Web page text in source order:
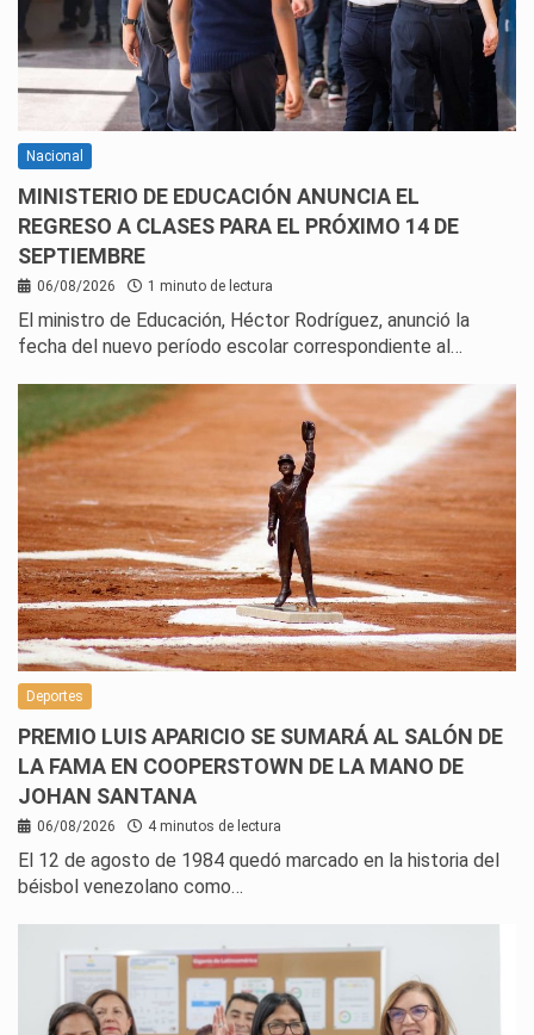
Nacional
MINISTERIO DE EDUCACIÓN ANUNCIA EL
REGRESO A CLASES PARA EL PRÓXIMO 14 DE
SEPTIEMBRE
06/08/2026 1 minuto de lectura
El ministro de Educación, Héctor Rodríguez, anunció la
fecha del nuevo período escolar correspondiente al…
Deportes
PREMIO LUIS APARICIO SE SUMARÁ AL SALÓN DE
LA FAMA EN COOPERSTOWN DE LA MANO DE
JOHAN SANTANA
06/08/2026 4 minutos de lectura
El 12 de agosto de 1984 quedó marcado en la historia del
béisbol venezolano como…